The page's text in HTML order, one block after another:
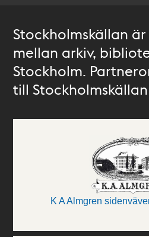
Stockholmskällan
mellan arkiv,
Stockholm.
till
K A Almgren